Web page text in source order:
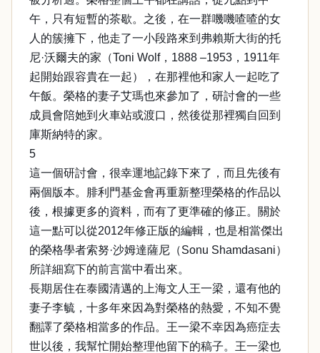
午，只有短暫的茶歇。之後，在一群嘰嘰喳喳的女
人的簇擁下，他走了一小段路來到弗賴斯大街的托
尼·沃爾夫的家（Toni Wolf，1888 –1953，1911年
起開始跟容貴在一起），在那裡他和家人一起吃了
午飯。榮格的妻子艾瑪也來參加了，研討會的一些
成員會陪她到火車站或渡口，然後從那裡獨自回到
庫斯納特的家。
5
這一個研討會，很幸運地記錄下來了，而且先後有
兩個版本。腓利門基金會再重新整理榮格的作品以
後，根據更多的資料，而有了更準確的修正。關於
這一點可以從2012年修正版的編輯，也是相當傑出
的榮格學者索努·沙姆達薩尼（Sonu Shamdasani）
所詳細寫下的前言當中看出來。
長期居住在泰國清邁的上海文人王一梁，還有他的
妻子李毓，十多年來因為對榮格的熱愛，不知不覺
翻譯了榮格相當多的作品。王一梁不幸因為癌症去
世以後，我幫忙開始整理他留下的稿子。王一梁也